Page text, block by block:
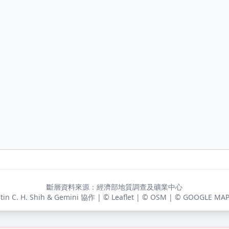
斷層資料來源：經濟部地質調查及礦業中心
C. H. Shih & Gemini 協作 | © Leaflet | © OSM | © GOOGLE